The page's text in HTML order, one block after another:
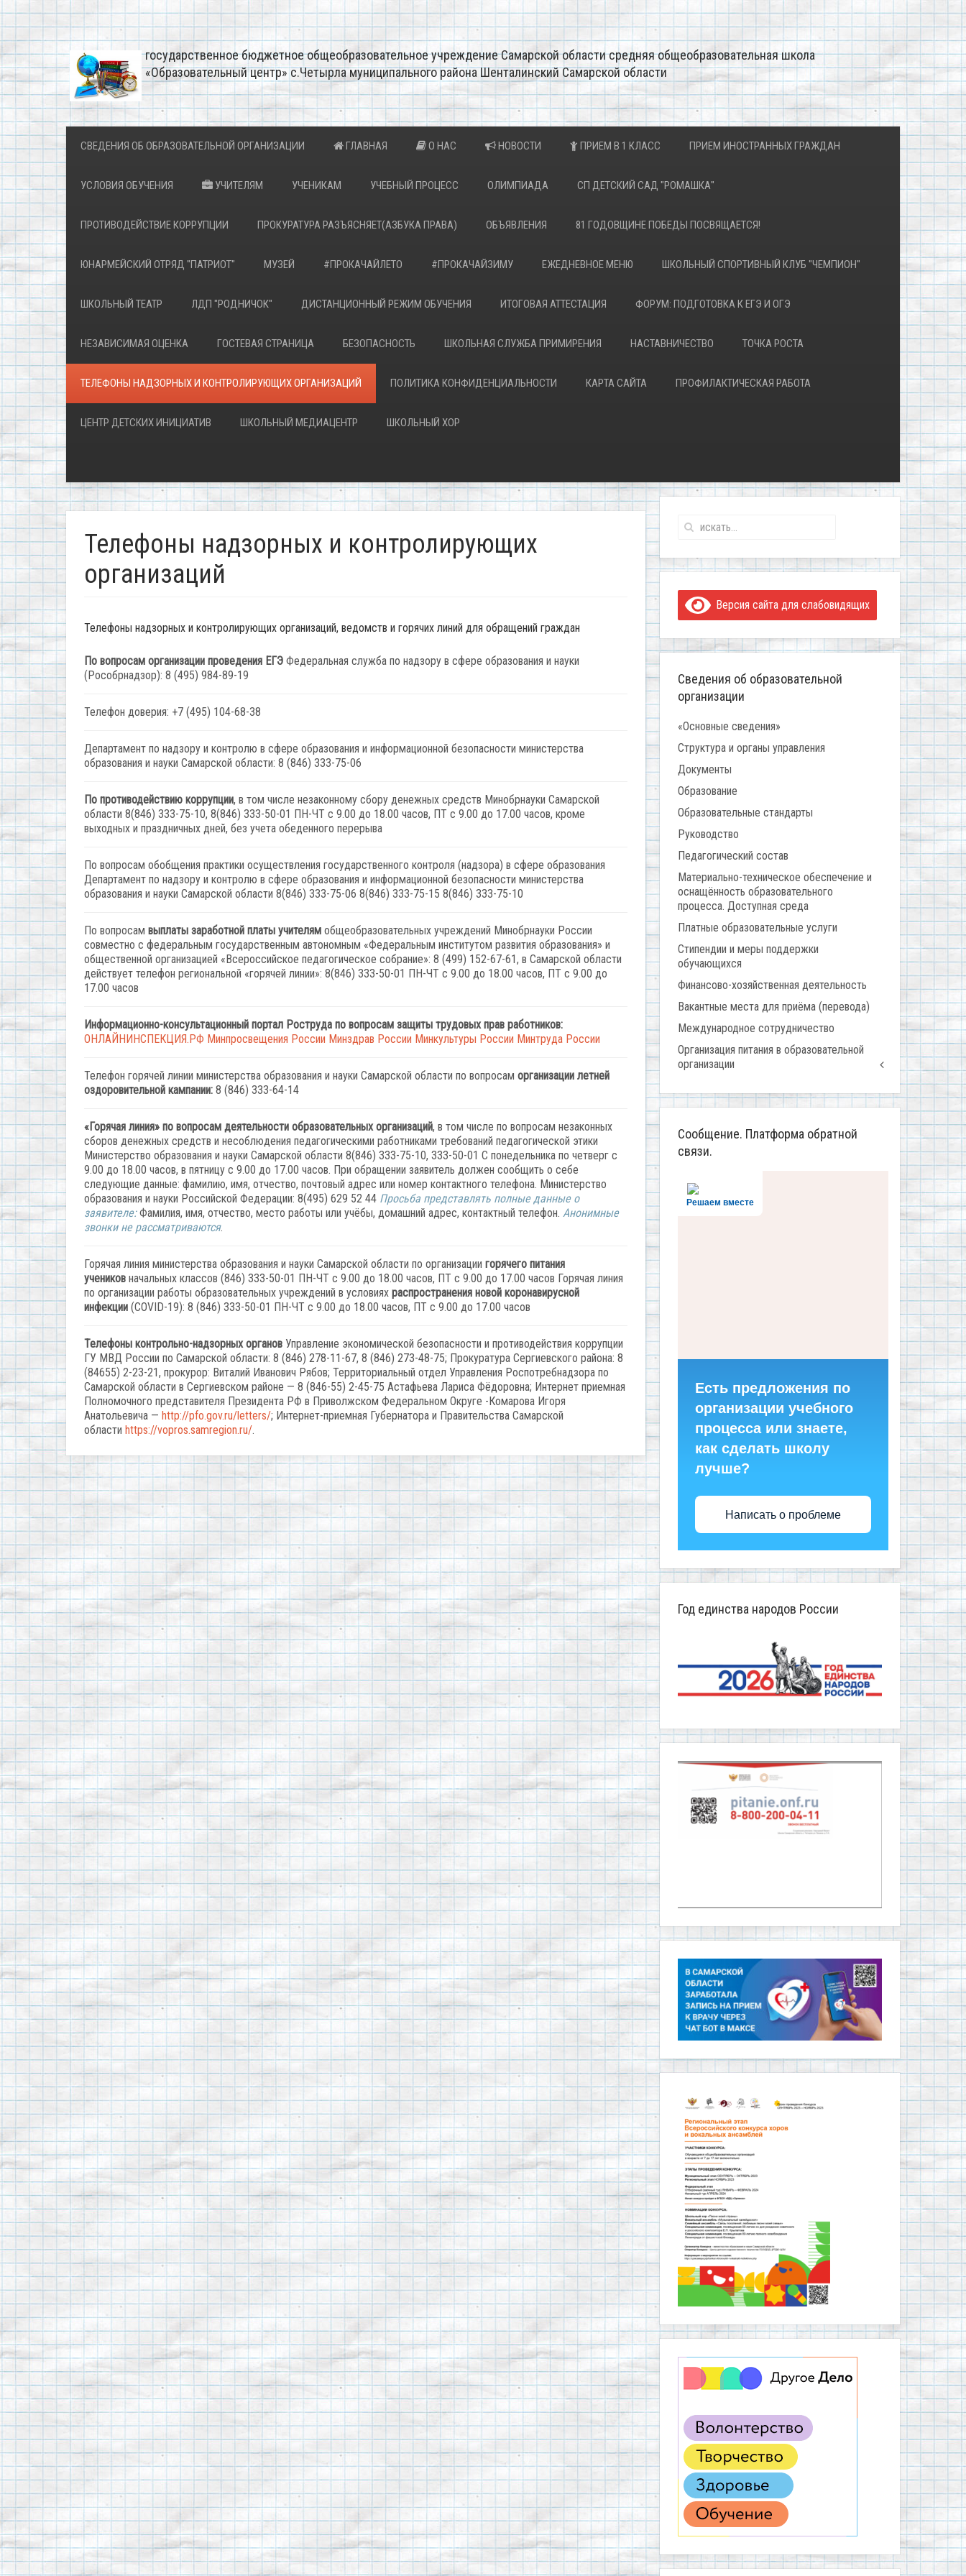
государственное бюджетное общеобразовательное учреждение Самарской области средняя общеобразовательная школа
«Образовательный центр» с.Четырла муниципального района Шенталинский Самарской области
СВЕДЕНИЯ ОБ ОБРАЗОВАТЕЛЬНОЙ ОРГАНИЗАЦИИ ГЛАВНАЯ О НАС НОВОСТИ ПРИЕМ В 1 КЛАСС ПРИЕМ ИНОСТРАННЫХ ГРАЖДАН
УСЛОВИЯ ОБУЧЕНИЯ УЧИТЕЛЯМ УЧЕНИКАМ УЧЕБНЫЙ ПРОЦЕСС ОЛИМПИАДА СП ДЕТСКИЙ САД "РОМАШКА"
ПРОТИВОДЕЙСТВИЕ КОРРУПЦИИ ПРОКУРАТУРА РАЗЪЯСНЯЕТ(АЗБУКА ПРАВА) ОБЪЯВЛЕНИЯ 81 ГОДОВЩИНЕ ПОБЕДЫ ПОСВЯЩАЕТСЯ!
ЮНАРМЕЙСКИЙ ОТРЯД "ПАТРИОТ" МУЗЕЙ #ПРОКАЧАЙЛЕТО #ПРОКАЧАЙЗИМУ ЕЖЕДНЕВНОЕ МЕНЮ ШКОЛЬНЫЙ СПОРТИВНЫЙ КЛУБ "ЧЕМПИОН"
ШКОЛЬНЫЙ ТЕАТР ЛДП "РОДНИЧОК" ДИСТАНЦИОННЫЙ РЕЖИМ ОБУЧЕНИЯ ИТОГОВАЯ АТТЕСТАЦИЯ ФОРУМ: ПОДГОТОВКА К ЕГЭ И ОГЭ
НЕЗАВИСИМАЯ ОЦЕНКА ГОСТЕВАЯ СТРАНИЦА БЕЗОПАСНОСТЬ ШКОЛЬНАЯ СЛУЖБА ПРИМИРЕНИЯ НАСТАВНИЧЕСТВО ТОЧКА РОСТА
ТЕЛЕФОНЫ НАДЗОРНЫХ И КОНТРОЛИРУЮЩИХ ОРГАНИЗАЦИЙ ПОЛИТИКА КОНФИДЕНЦИАЛЬНОСТИ КАРТА САЙТА ПРОФИЛАКТИЧЕСКАЯ РАБОТА
ЦЕНТР ДЕТСКИХ ИНИЦИАТИВ ШКОЛЬНЫЙ МЕДИАЦЕНТР ШКОЛЬНЫЙ ХОР
Телефоны надзорных и контролирующих
организаций
Телефоны надзорных и контролирующих организаций, ведомств и горячих линий для обращений граждан
По вопросам организации проведения ЕГЭ Федеральная служба по надзору в сфере образования и науки
(Рособрнадзор): 8 (495) 984-89-19
Телефон доверия: +7 (495) 104-68-38
Департамент по надзору и контролю в сфере образования и информационной безопасности министерства
образования и науки Самарской области: 8 (846) 333-75-06
По противодействию коррупции, в том числе незаконному сбору денежных средств Минобрнауки Самарской
области 8(846) 333-75-10, 8(846) 333-50-01 ПН-ЧТ с 9.00 до 18.00 часов, ПТ с 9.00 до 17.00 часов, кроме
выходных и праздничных дней, без учета обеденного перерыва
По вопросам обобщения практики осуществления государственного контроля (надзора) в сфере образования
Департамент по надзору и контролю в сфере образования и информационной безопасности министерства
образования и науки Самарской области 8(846) 333-75-06 8(846) 333-75-15 8(846) 333-75-10
По вопросам выплаты заработной платы учителям общеобразовательных учреждений Минобрнауки России
совместно с федеральным государственным автономным «Федеральным институтом развития образования» и
общественной организацией «Всероссийское педагогическое собрание»: 8 (499) 152-67-61, в Самарской области
действует телефон региональной «горячей линии»: 8(846) 333-50-01 ПН-ЧТ с 9.00 до 18.00 часов, ПТ с 9.00 до
17.00 часов
Информационно-консультационный портал Роструда по вопросам защиты трудовых прав работников:
ОНЛАЙНИНСПЕКЦИЯ.РФ Минпросвещения России Минздрав России Минкультуры России Минтруда России
Телефон горячей линии министерства образования и науки Самарской области по вопросам организации летней
оздоровительной кампании: 8 (846) 333-64-14
«Горячая линия» по вопросам деятельности образовательных организаций, в том числе по вопросам незаконных
сборов денежных средств и несоблюдения педагогическими работниками требований педагогической этики
Министерство образования и науки Самарской области 8(846) 333-75-10, 333-50-01 С понедельника по четверг с
9.00 до 18.00 часов, в пятницу с 9.00 до 17.00 часов. При обращении заявитель должен сообщить о себе
следующие данные: фамилию, имя, отчество, почтовый адрес или номер контактного телефона. Министерство
образования и науки Российской Федерации: 8(495) 629 52 44 Просьба представлять полные данные о
заявителе:Фамилия, имя, отчество, место работы или учёбы, домашний адрес, контактный телефон. Анонимные
звонки не рассматриваются.
Горячая линия министерства образования и науки Самарской области по организации горячего питания
учеников начальных классов (846) 333-50-01 ПН-ЧТ с 9.00 до 18.00 часов, ПТ с 9.00 до 17.00 часов Горячая линия
по организации работы образовательных учреждений в условиях распространения новой коронавирусной
инфекции (COVID-19): 8 (846) 333-50-01 ПН-ЧТ с 9.00 до 18.00 часов, ПТ с 9.00 до 17.00 часов
Телефоны контрольно-надзорных органов Управление экономической безопасности и противодействия коррупции
ГУ МВД России по Самарской области: 8 (846) 278-11-67, 8 (846) 273-48-75; Прокуратура Сергиевского района: 8
(84655) 2-23-21, прокурор: Виталий Иванович Рябов; Территориальный отдел Управления Роспотребнадзора по
Самарской области в Сергиевском районе — 8 (846-55) 2-45-75 Астафьева Лариса Фёдоровна; Интернет приемная
Полномочного представителя Президента РФ в Приволжском Федеральном Округе -Комарова Игоря
Анатольевича — http://pfo.gov.ru/letters/; Интернет-приемная Губернатора и Правительства Самарской
области https://vopros.samregion.ru/.
Версия сайта для слабовидящих
Сведения об образовательной
организации
«Основные сведения»
Структура и органы управления
Документы
Образование
Образовательные стандарты
Руководство
Педагогический состав
Материально-техническое обеспечение и
оснащённость образовательного
процесса. Доступная среда
Платные образовательные услуги
Стипендии и меры поддержки
обучающихся
Финансово-хозяйственная деятельность
Вакантные места для приёма (перевода)
Международное сотрудничество
Организация питания в образовательной
организации
Сообщение. Платформа обратной
связи.
Решаем вместе
Есть предложения по
организации учебного
процесса или знаете,
как сделать школу
лучше?
Написать о проблеме
Год единства народов России